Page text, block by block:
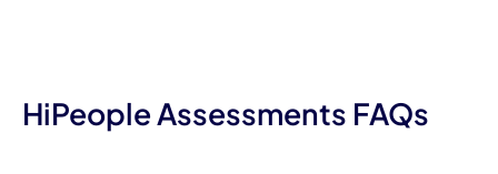
HiPeople Assessments FAQs